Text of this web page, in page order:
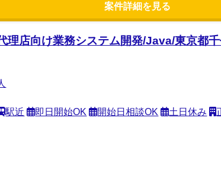
案件詳細を見る
理店向け業務システム開発/Java/東京都
駅近 即日開始OK 開始日相談OK 土日休み